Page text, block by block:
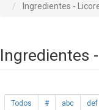
Ingredientes -
Ingredientes
Todos # abc def